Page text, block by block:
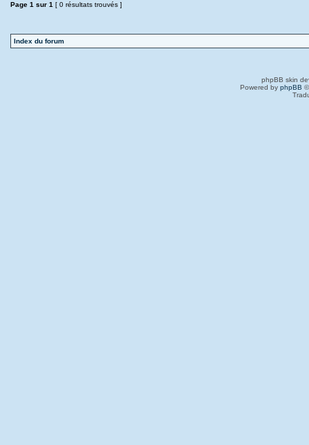
Page 1 sur 1 [ 0 résultats trouvés ]
Index du forum
phpBB skin
Powered by phpBB